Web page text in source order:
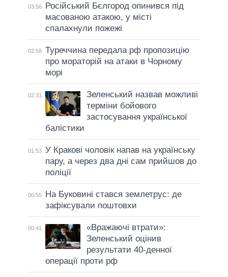
03:56
Російський Бєлгород опинився під
масованою атакою, у місті
спалахнули пожежі
02:58 Туреччина передала рф пропозицію
про мораторій на атаки в Чорному
морі
02:31
Зеленський назвав можливі
терміни бойового
застосування української
балістики
01:53 У Кракові чоловік напав на українську
пару, а через два дні сам прийшов до
поліції
00:55
На Буковині стався землетрус: де
зафіксували поштовхи
00:41
«Вражаючі втрати»:
Зеленський оцінив
результати 40-денної
операції проти рф